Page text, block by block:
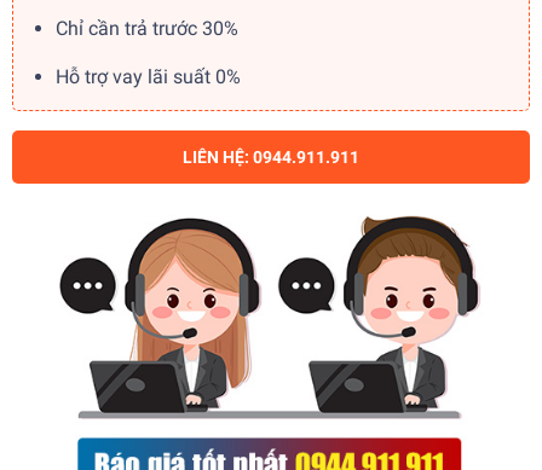
Chỉ cần trả trước 30%
Hỗ trợ vay lãi suất 0%
LIÊN HỆ: 0944.911.911